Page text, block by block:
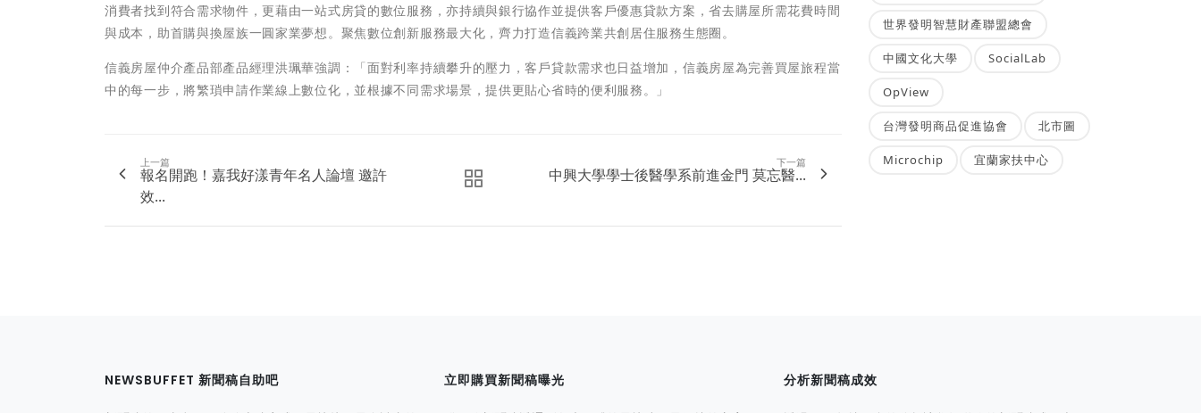
消費者找到符合需求物件，更藉由一站式房貸的數位服務，亦持續與銀行協作並提供客戶優惠貸款方案，省去購屋所需花費時間
與成本，助首購與換屋族一圓家業夢想。聚焦數位創新服務最大化，齊力打造信義跨業共創居住服務生態圈。
信義房屋仲介產品部產品經理洪珮華強調：「面對利率持續攀升的壓力，客戶貸款需求也日益增加，信義房屋為完善買屋旅程當
中的每一步，將繁瑣申請作業線上數位化，並根據不同需求場景，提供更貼心省時的便利服務。」
上一篇
報名開跑！嘉我好漾青年名人論壇 邀許
效...
下一篇
中興大學學士後醫學系前進金門 莫忘醫...
世界發明智慧財產聯盟總會
中國文化大學 SocialLab
OpView
台灣發明商品促進協會 北市圖
Microchip 宜蘭家扶中心
NEWSBUFFET 新聞稿自助吧 立即購買新聞稿曝光 分析新聞稿成效